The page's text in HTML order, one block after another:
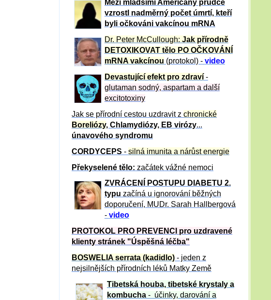
Mezi mladšími Američany prudce
vzrostl nadměrný počet úmrtí, kteří
byli očkováni vakcínou mRNA
Dr. Peter McCullough: Jak přírodně
DETOXIKOVAT tělo PO OČKOVÁNÍ
mRNA vakcínou (protokol) - video
Devastující efekt pro zdraví-
glutaman sodný, aspartam a další
excitotoxiny
Jak se přírodní cestou uzdravit z chronické
Boreliózy, Chlamydiózy, EB virózy...
únavového syndromu
CORDYCEPS - silná imunita a nárůst energie
Překyselené tělo: začátek vážné nemoci
ZVRÁCE NÍ POSTUPU DIABETU 2.
typu začíná u ignorování běžných
doporučení, MUDr. Sarah Hallbergová
- video
PROTOKOL PRO PREVENCI pro uzdravené
klienty stránek "Úspěšná léčba"
BOSWELIA serrata (kadidlo) - jeden z
nejsilnějších přírodních léků Matky Země
Tibetská houba, tibetské krystaly a
kombucha - účinky, darování a